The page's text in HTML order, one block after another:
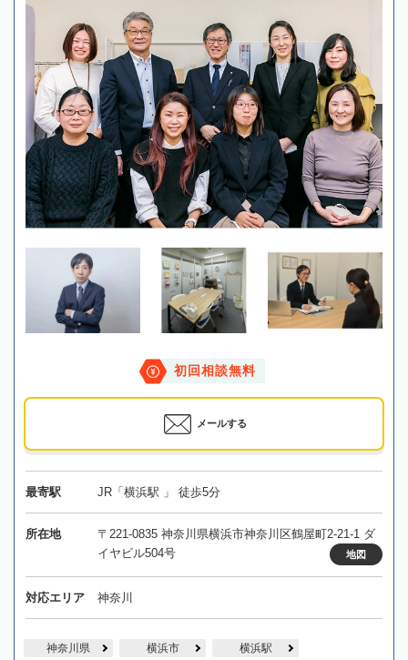
初回相談無料
メールする
最寄駅 JR「横浜駅 」 徒歩5分
所在地
〒221-0835 神奈川県横浜市神奈川区鶴屋町2-21-1 ダ
イヤビル504号
地図
対応エリア 神奈川
神奈川県 横浜市 横浜駅